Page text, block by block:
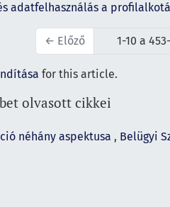
adatfelhasználás a
← Előző 1-10 a
for this article.
olvasott cikkei
néhány aspektusa , Belügyi